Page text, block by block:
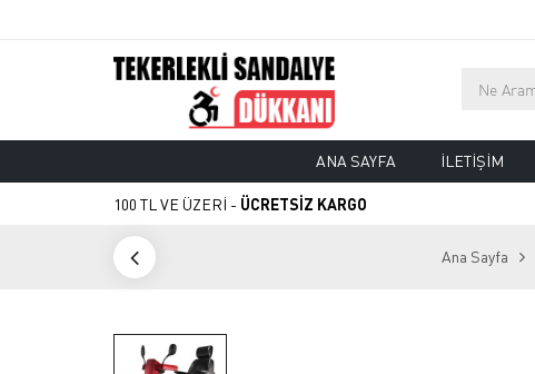
ANA SAYFA İLETIŞIM
100 TL VE ÜZERİ - ÜCRETSİZ KARGO
Ana Sayfa